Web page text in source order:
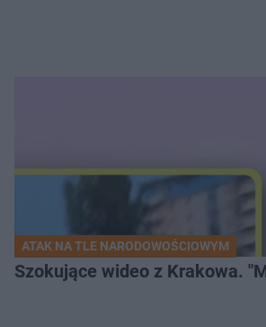
ATAK NA TLE NARODOWOŚCIOWYM
Szokujące wideo z Krakowa.